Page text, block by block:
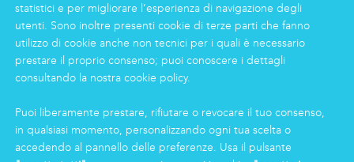
INFORMAZIONI
Gruppo
Certificazioni
News
Markas Family
Press
statistici e per migliorare l’esperienza di navigazione degli
utenti. Sono inoltre presenti cookie di terze parti che fanno
utilizzo di cookie anche non tecnici per i quali è necessario
prestare il proprio consenso; puoi conoscere i dettagli
consultando la nostra cookie policy.
Puoi liberamente prestare, rifiutare o revocare il tuo consenso,
in qualsiasi momento, personalizzando ogni tua scelta o
accedendo al pannello delle preferenze. Usa il pulsante